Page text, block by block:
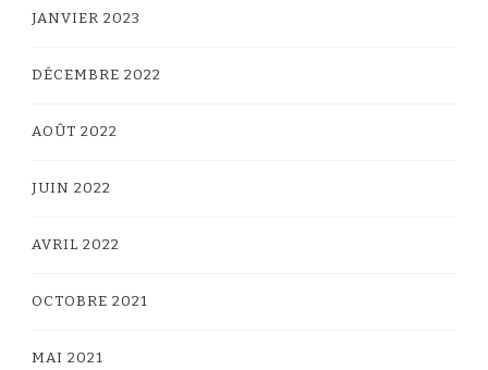
JANVIER 2023
DÉCEMBRE 2022
AOÛT 2022
JUIN 2022
AVRIL 2022
OCTOBRE 2021
MAI 2021